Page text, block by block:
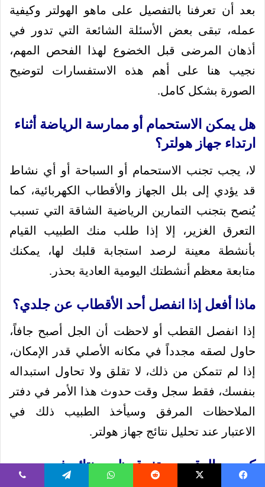
بعد أن تعرفنا بالتفصيل على ماهو الهولتر وكيفية
عمله، تبقى بعض الأسئلة الشائعة التي تدور في
أذهان المرضى قبل الخضوع لهذا الفحص المهم،
نجيب هنا على أهم هذه الاستفسارات لتوضيح
الصورة بشكل كامل.
هل يمكن الاستحمام أو ممارسة الرياضة أثناء
ارتداء جهاز هولتر؟
لا، يجب تجنب الاستحمام أو السباحة أو أي نشاط
قد يؤدي إلى بلل الجهاز والأقطاب الكهربائية، كما
يُنصح بتجنب التمارين الرياضية الشاقة التي تسبب
التعرق الغزير، إلا إذا طلب منك الطبيب القيام
بأنشطة معينة لرصد استجابة قلبك لها، يمكنك
متابعة معظم أنشطتك اليومية العادية بحذر.
ماذا أفعل إذا انفصل أحد الأقطاب عن جلدي؟
إذا انفصل القطب أو لاحظت أن الجل أصبح جافاً،
حاول لصقه مجدداً في مكانه الأصلي قدر الإمكان،
إذا لم تتمكن من ذلك، لا تقلق ولا تحاول استبداله
بنفسك، فقط سجل وقت حدوث هذا الأمر في دفتر
الملاحظات المرفق وسيأخذ الطبيب ذلك في
الاعتبار عند تحليل نتائج جهاز هولتر.
كم من الوقت يستغرق ظهور نتائج فحص